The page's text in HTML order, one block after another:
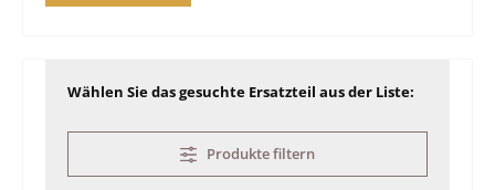
Wählen Sie das gesuchte Ersatzteil aus der Liste:
Produkte filtern